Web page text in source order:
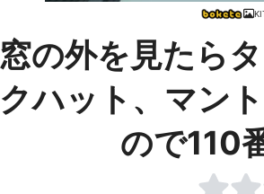
窓の外を見たら
クハット、マン
ので110